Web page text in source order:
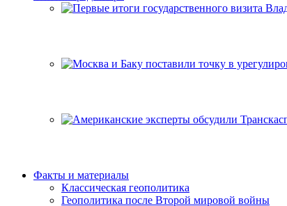
Факты и материалы
Классическая геополитика
Геополитика после Второй мировой войны